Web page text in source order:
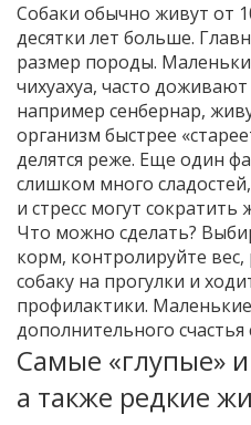
Собаки обычно живут от
десятки лет больше.
размер породы.
чихуахуа, часто
например сенбернар,
организм быстрее
делятся реже. Еще один
слишком много
и стресс могут
Что можно сделать?
корм, контролируйте
собаку на прогулки и
профилактики.
дополнительного
Самые «глупые»
а также редкие